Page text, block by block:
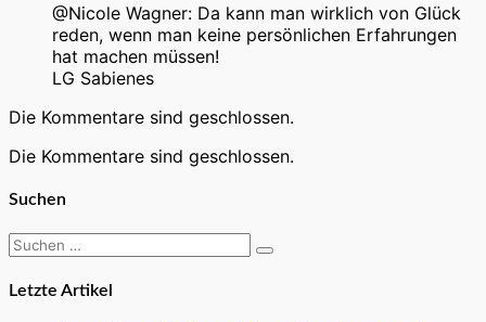
@Nicole Wagner: Da kann man wirklich von Glück
reden, wenn man keine persönlichen Erfahrungen
hat machen müssen!
LG Sabienes
Die Kommentare sind geschlossen.
Die Kommentare sind geschlossen.
Suchen
Suchen
Suchen
Letzte Artikel